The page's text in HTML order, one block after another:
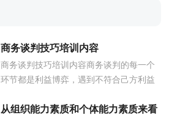
商务谈判技巧培训内容
商务谈判技巧培训内容商务谈判的每一个
环节都是利益博弈，遇到不符合己方利益
带来商务谈判技巧培训内容，希...
从组织能力素质和个体能力素质来看